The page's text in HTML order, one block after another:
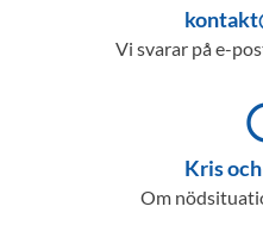
Vi svarar på e-
Kris
Om